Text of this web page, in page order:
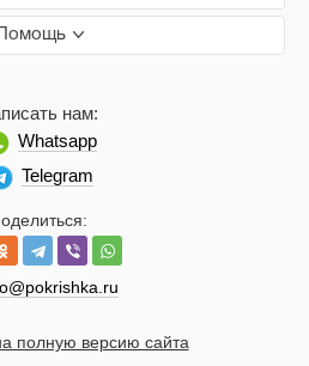
Помощь
нам:
Whatsapp
Telegram
полную версию сайта